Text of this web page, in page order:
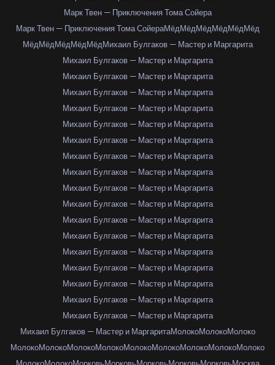
Марк Твен — Приключения Тома Сойера
Марк Твен — Приключения Тома СойераМёдМёдМёдМёдМёдМёд
МёдМёдМёдМёдМёдМихаил Булгаков — Мастер и Маргарита
Михаил Булгаков — Мастер и Маргарита
Михаил Булгаков — Мастер и Маргарита
Михаил Булгаков — Мастер и Маргарита
Михаил Булгаков — Мастер и Маргарита
Михаил Булгаков — Мастер и Маргарита
Михаил Булгаков — Мастер и Маргарита
Михаил Булгаков — Мастер и Маргарита
Михаил Булгаков — Мастер и Маргарита
Михаил Булгаков — Мастер и Маргарита
Михаил Булгаков — Мастер и Маргарита
Михаил Булгаков — Мастер и Маргарита
Михаил Булгаков — Мастер и Маргарита
Михаил Булгаков — Мастер и Маргарита
Михаил Булгаков — Мастер и Маргарита
Михаил Булгаков — Мастер и Маргарита
Михаил Булгаков — Мастер и Маргарита
Михаил Булгаков — Мастер и Маргарита
Михаил Булгаков — Мастер и МаргаритаМолокоМолокоМолоко
МолокоМолокоМолокоМолокоМолокоМолокоМолокоМолокоМолоко